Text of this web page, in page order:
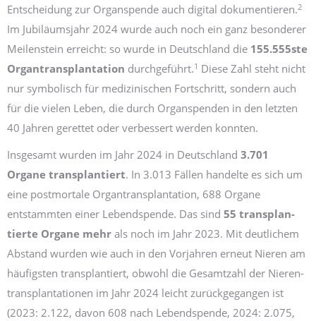
Entscheidung zur Organ­spende auch digital dokumentieren.2
Im Jubiläums­jahr 2024 wurde auch noch ein ganz besonderer
Meilen­stein erreicht: so wurde in Deutschland die 155.555ste
Organ­transplantation durchgeführt.1 Diese Zahl steht nicht
nur symbolisch für medizinischen Fortschritt, sondern auch
für die vielen Leben, die durch Organ­spenden in den letzten
40 Jahren gerettet oder verbessert werden konnten.
Insgesamt wurden im Jahr 2024 in Deutschland 3.701
Organe transplantiert. In 3.013 Fällen handelte es sich um
eine post­mortale Organ­transplantation, 688 Organe
entstammten einer Lebend­spende. Das sind 55 transplan­
tierte Organe mehr als noch im Jahr 2023. Mit deutlichem
Abstand wurden wie auch in den Vorjahren erneut Nieren am
häufigsten transplantiert, obwohl die Gesamt­zahl der Nieren­
transplantationen im Jahr 2024 leicht zurück­gegangen ist
(2023: 2.122, davon 608 nach Lebend­spende, 2024: 2.075,